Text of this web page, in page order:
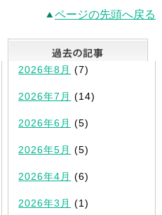
ページの先頭へ戻る
最新記事一覧
2026年8月 (7)
2026年7月 (14)
2026年6月 (5)
2026年5月 (5)
2026年4月 (6)
2026年3月 (1)